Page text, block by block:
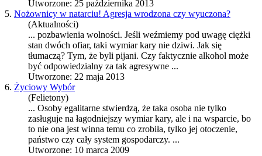
Utworzone: 25 października 2013
5. Nożownicy w natarciu! Agresja wrodzona czy wyuczona?
(Aktualności)
... pozbawienia wolności. Jeśli weźmiemy pod uwagę ciężki
stan dwóch ofiar, taki wymiar kary nie dziwi. Jak się
tłumaczą? Tym, że byli pijani. Czy faktycznie alkohol może
być odpowiedzialny za tak agresywne ...
Utworzone: 22 maja 2013
6. Życiowy Wybór
(Felietony)
... Osoby egalitarne stwierdzą, że taka osoba nie tylko
zasługuje na łagodniejszy wymiar kary, ale i na wsparcie, bo
to nie ona jest winna temu co zrobiła, tylko jej otoczenie,
państwo czy cały system gospodarczy. ...
Utworzone: 10 marca 2009